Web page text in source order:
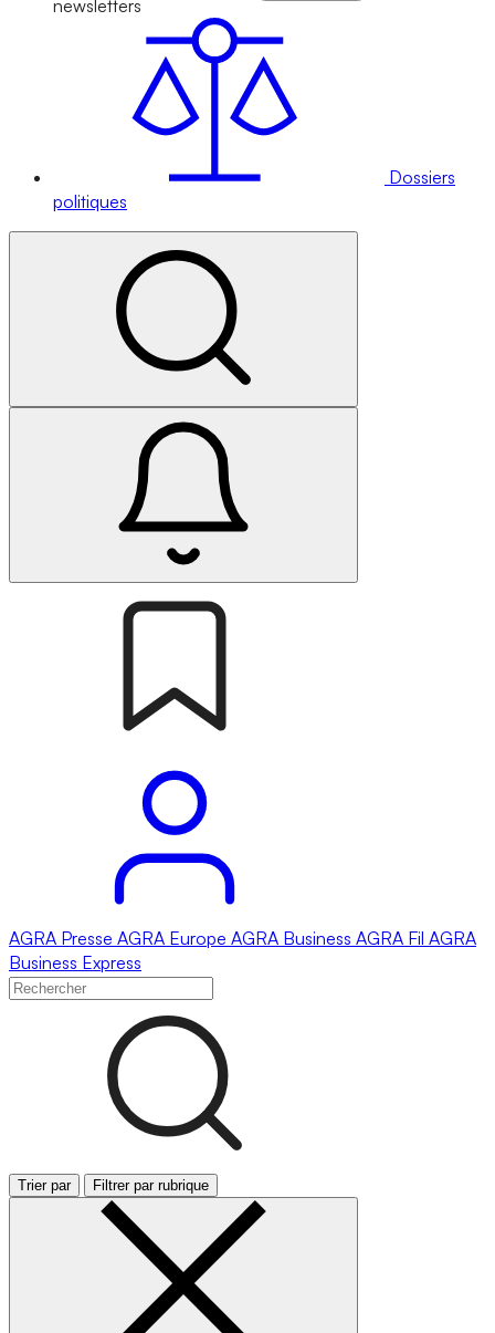
newsletters
Dossiers
politiques
AGRA Presse AGRA Europe AGRA Business AGRA Fil AGRA
Business Express
Trier par Filtrer par rubrique